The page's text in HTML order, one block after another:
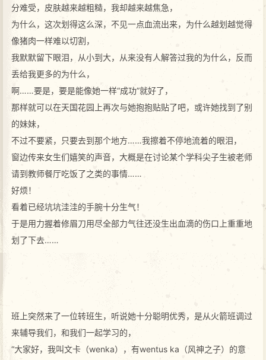
分难受，皮肤越来越粗糙，我却越来越焦急，
为什么，这次划得这么深，不见一点血流出来，为什么越划越觉得
像猪肉一样难以切割，
我默默留下眼泪，从小到大，从来没有人解答过我的为什么，反而
丢给我更多的为什么，
啊……要是，要是能像她一样“成功”就好了，
那样就可以在天国花园上再次与她抱抱贴贴了吧，或许她找到了别
的妹妹，
不过不要紧，只要去到那个地方……我擦着不停地流着的眼泪，
窗边传来女生们嬉笑的声音，大概是在讨论某个学科尖子生被老师
请到教师餐厅吃饭了之类的事情……
好烦！
看着已经坑坑洼洼的手腕十分生气！
于是用力握着修眉刀用尽全部力气往还没生出血滴的伤口上重重地
划了下去……
班上突然来了一位转班生，听说她十分聪明优秀，是从火箭班调过
来辅导我们，和我们一起学习的，
“大家好，我叫文卡（wenka），有wentus ka（风神之子）的意